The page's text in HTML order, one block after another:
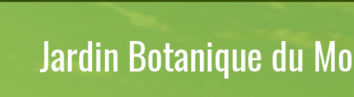
Jardin Botanique du